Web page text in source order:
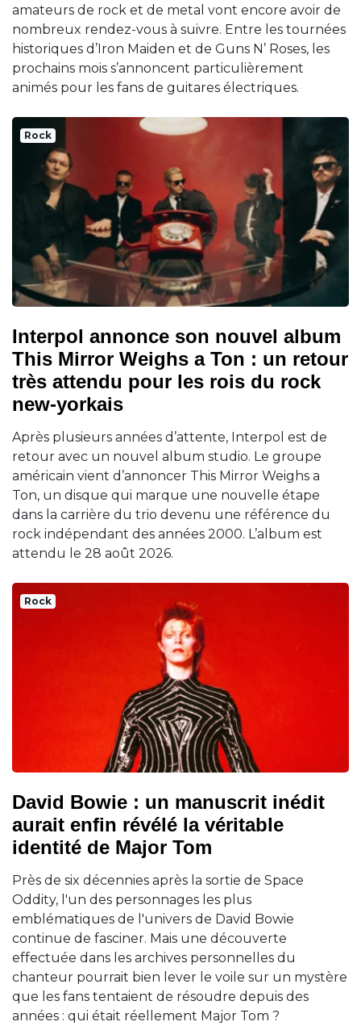
amateurs de rock et de metal vont encore avoir de
nombreux rendez-vous à suivre. Entre les tournées
historiques d’Iron Maiden et de Guns N’ Roses, les
prochains mois s’annoncent particulièrement
animés pour les fans de guitares électriques.
Rock
Interpol annonce son nouvel album
This Mirror Weighs a Ton : un retour
très attendu pour les rois du rock
new-yorkais
Après plusieurs années d’attente, Interpol est de
retour avec un nouvel album studio. Le groupe
américain vient d’annoncer This Mirror Weighs a
Ton, un disque qui marque une nouvelle étape
dans la carrière du trio devenu une référence du
rock indépendant des années 2000. L’album est
attendu le 28 août 2026.
Rock
David Bowie : un manuscrit inédit
aurait enfin révélé la véritable
identité de Major Tom
Près de six décennies après la sortie de Space
Oddity, l'un des personnages les plus
emblématiques de l'univers de David Bowie
continue de fasciner. Mais une découverte
effectuée dans les archives personnelles du
chanteur pourrait bien lever le voile sur un mystère
que les fans tentaient de résoudre depuis des
années : qui était réellement Major Tom ?